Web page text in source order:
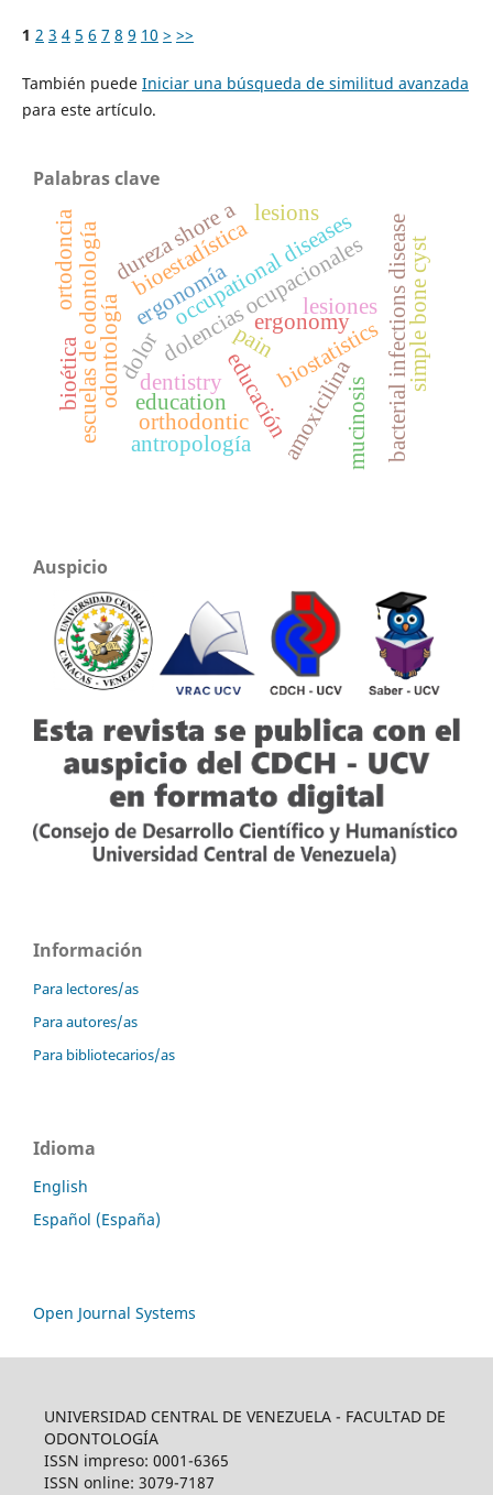
1 2 3 4 5 6 7 8 9 10 > >>
También puede Iniciar una búsqueda de similitud avanzada
para este artículo.
Palabras clave
ergonomía
dolencias ocupacionales
dolor
odontología ergonomy
occupational diseases
pain
dentistry
bioestadística
educación
escuelas de odontología biostatistics
education amoxicilina bacterial infections disease
mucinosis
dureza shore a
ortodoncia simple bone cyst
orthodontic
lesiones
lesions
antropología
bioética
Auspicio
Información
Para lectores/as
Para autores/as
Para bibliotecarios/as
Idioma
English
Español (España)
Open Journal Systems
UNIVERSIDAD CENTRAL DE VENEZUELA - FACULTAD DE
ODONTOLOGÍA
ISSN impreso: 0001-6365
ISSN online: 3079-7187